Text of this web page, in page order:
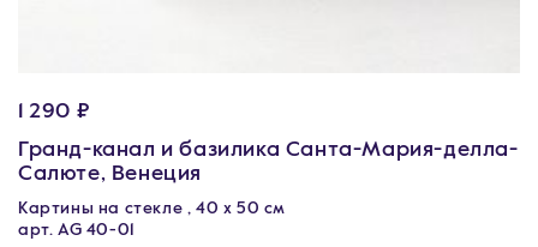
1 290 ₽
Гранд-канал и базилика Санта-Мария-делла-
Салюте, Венеция
Картины на стекле , 40 х 50 см
арт. AG 40-01